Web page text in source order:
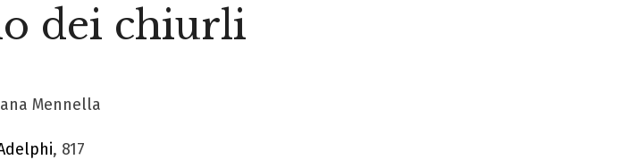
dei chiurli
Mennella
, 817